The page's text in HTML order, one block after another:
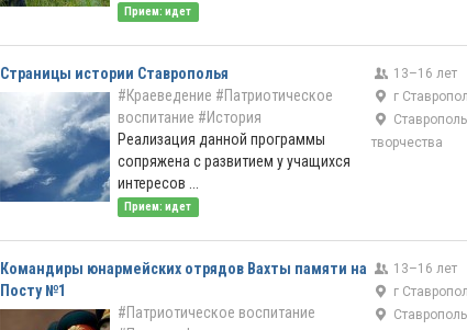
Прием: идет
Страницы истории Ставрополья
#Краеведение #Патриотическое
воспитание #История
Реализация данной программы
сопряжена с развитием у учащихся
интересов ...
Прием: идет
13–16 лет
г
творчества
Командиры юнармейских отрядов Вахты памяти на
Посту №1
#Патриотическое воспитание
13–16 лет
г